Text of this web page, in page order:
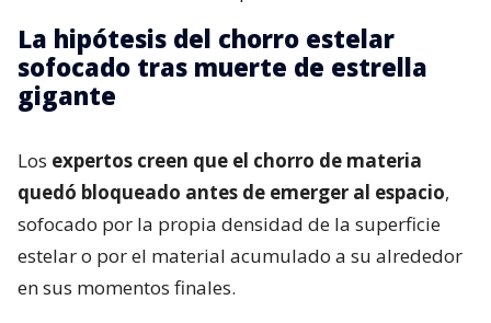
La hipótesis del chorro estelar
sofocado tras muerte de estrella
gigante
Los expertos creen que el chorro de materia
quedó bloqueado antes de emerger al espacio,
sofocado por la propia densidad de la superficie
estelar o por el material acumulado a su alrededor
en sus momentos finales.